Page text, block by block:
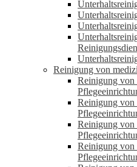
Reinigung von
Reinigung von
Reinigung von
Reinigung von
Reinigung von